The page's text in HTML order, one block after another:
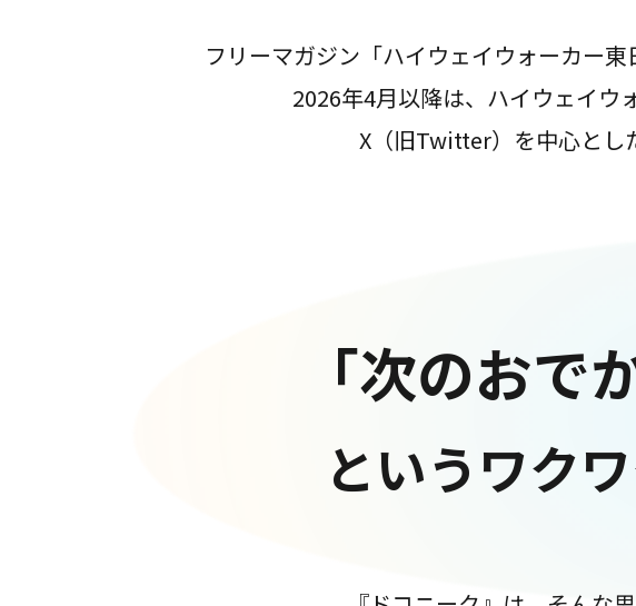
フリーマガジン「ハイウェイウォーカー
2026年4月以降は、ハイウェイウ
X（旧Twitter）を中心とし
「次のおで
というワク